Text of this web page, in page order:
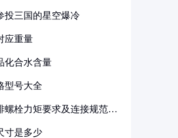
投三国的星空爆冷
应重量
化合水含量
型号大全
螺栓力矩要求及连接规范详
寸是多少